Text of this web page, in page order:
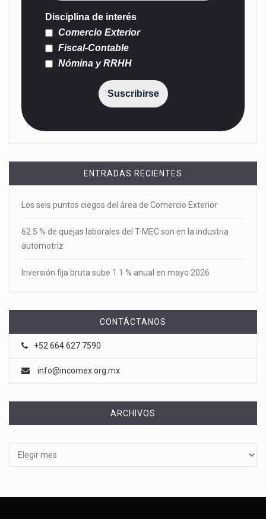
Disciplina de interés
Comercio Exterior
Fiscal-Contable
Nómina y RRHH
Suscribirse
ENTRADAS RECIENTES
Los seis puntos ciegos del área de Comercio Exterior
62.5 % de quejas laborales del T-MEC son en la industria
automotriz
Inversión fija bruta sube 1.1 % anual en mayo 2026
CONTÁCTANOS
+52 664 627 7590
info@incomex.org.mx
ARCHIVOS